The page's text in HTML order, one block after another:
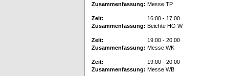
Zusammenfassung: Messe TP
Zeit:
16:00 - 17:00
Zusammenfassung: Beichte HO W
Zeit:
19:00 - 20:00
Zusammenfassung: Messe WK
Zeit:
19:00 - 20:00
Zusammenfassung: Messe WB